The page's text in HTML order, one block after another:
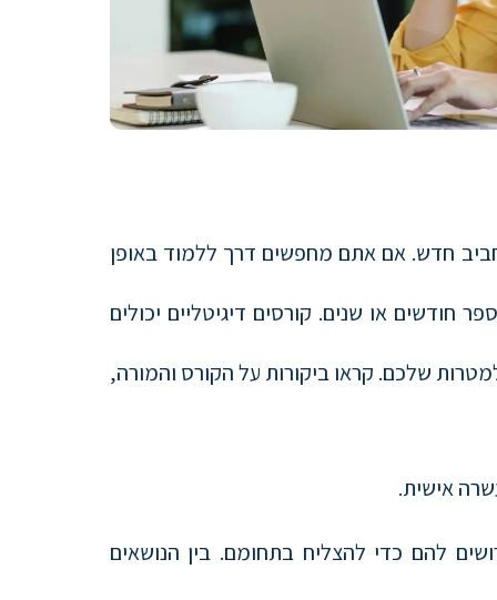
חדש. אם אתם מחפשים דרך ללמוד באופן
או שנים. קורסים דיגיטליים יכולים
שלכם. קראו ביקורות על הקורס והמורה,
אישית.
להם כדי להצליח בתחומם. בין הנושאים